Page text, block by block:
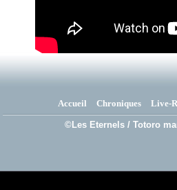
Accueil Chroniques Live-
©Les Eternels / Totoro